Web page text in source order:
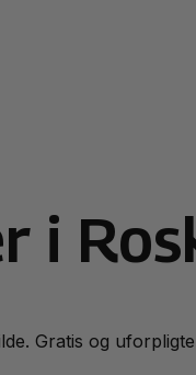
i
. Gratis og